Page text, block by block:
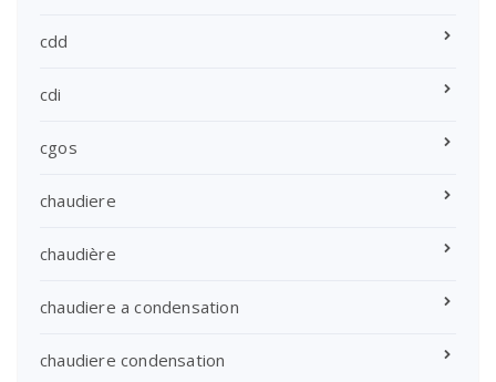
cdd
cdi
cgos
chaudiere
chaudière
chaudiere a condensation
chaudiere condensation